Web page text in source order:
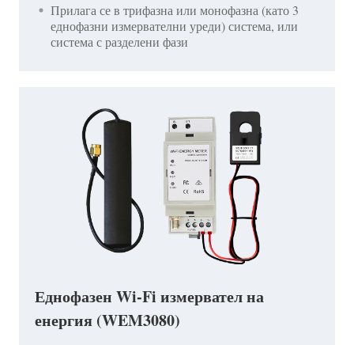
Прилага се в трифазна или монофазна (като 3
еднофазни измервателни уреди) система, или
система с разделени фази
Еднофазен Wi-Fi измервател на
енергия (WEM3080)